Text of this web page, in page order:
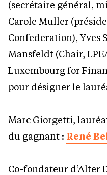
(secrétaire général,
Carole Muller
Confederation), Yves
Mansfeldt (Chair,
Luxembourg for
pour désigner le
Marc Giorgetti,
du gagnant : René
Co-fondateur d’Alter